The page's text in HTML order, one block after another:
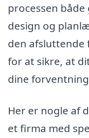
processen
design og
den afsluttende
for at sikre, at
dine
Her er nogle af
et firma med